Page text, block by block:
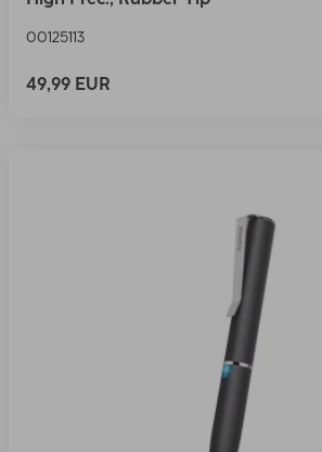
00125113
49,99 EUR